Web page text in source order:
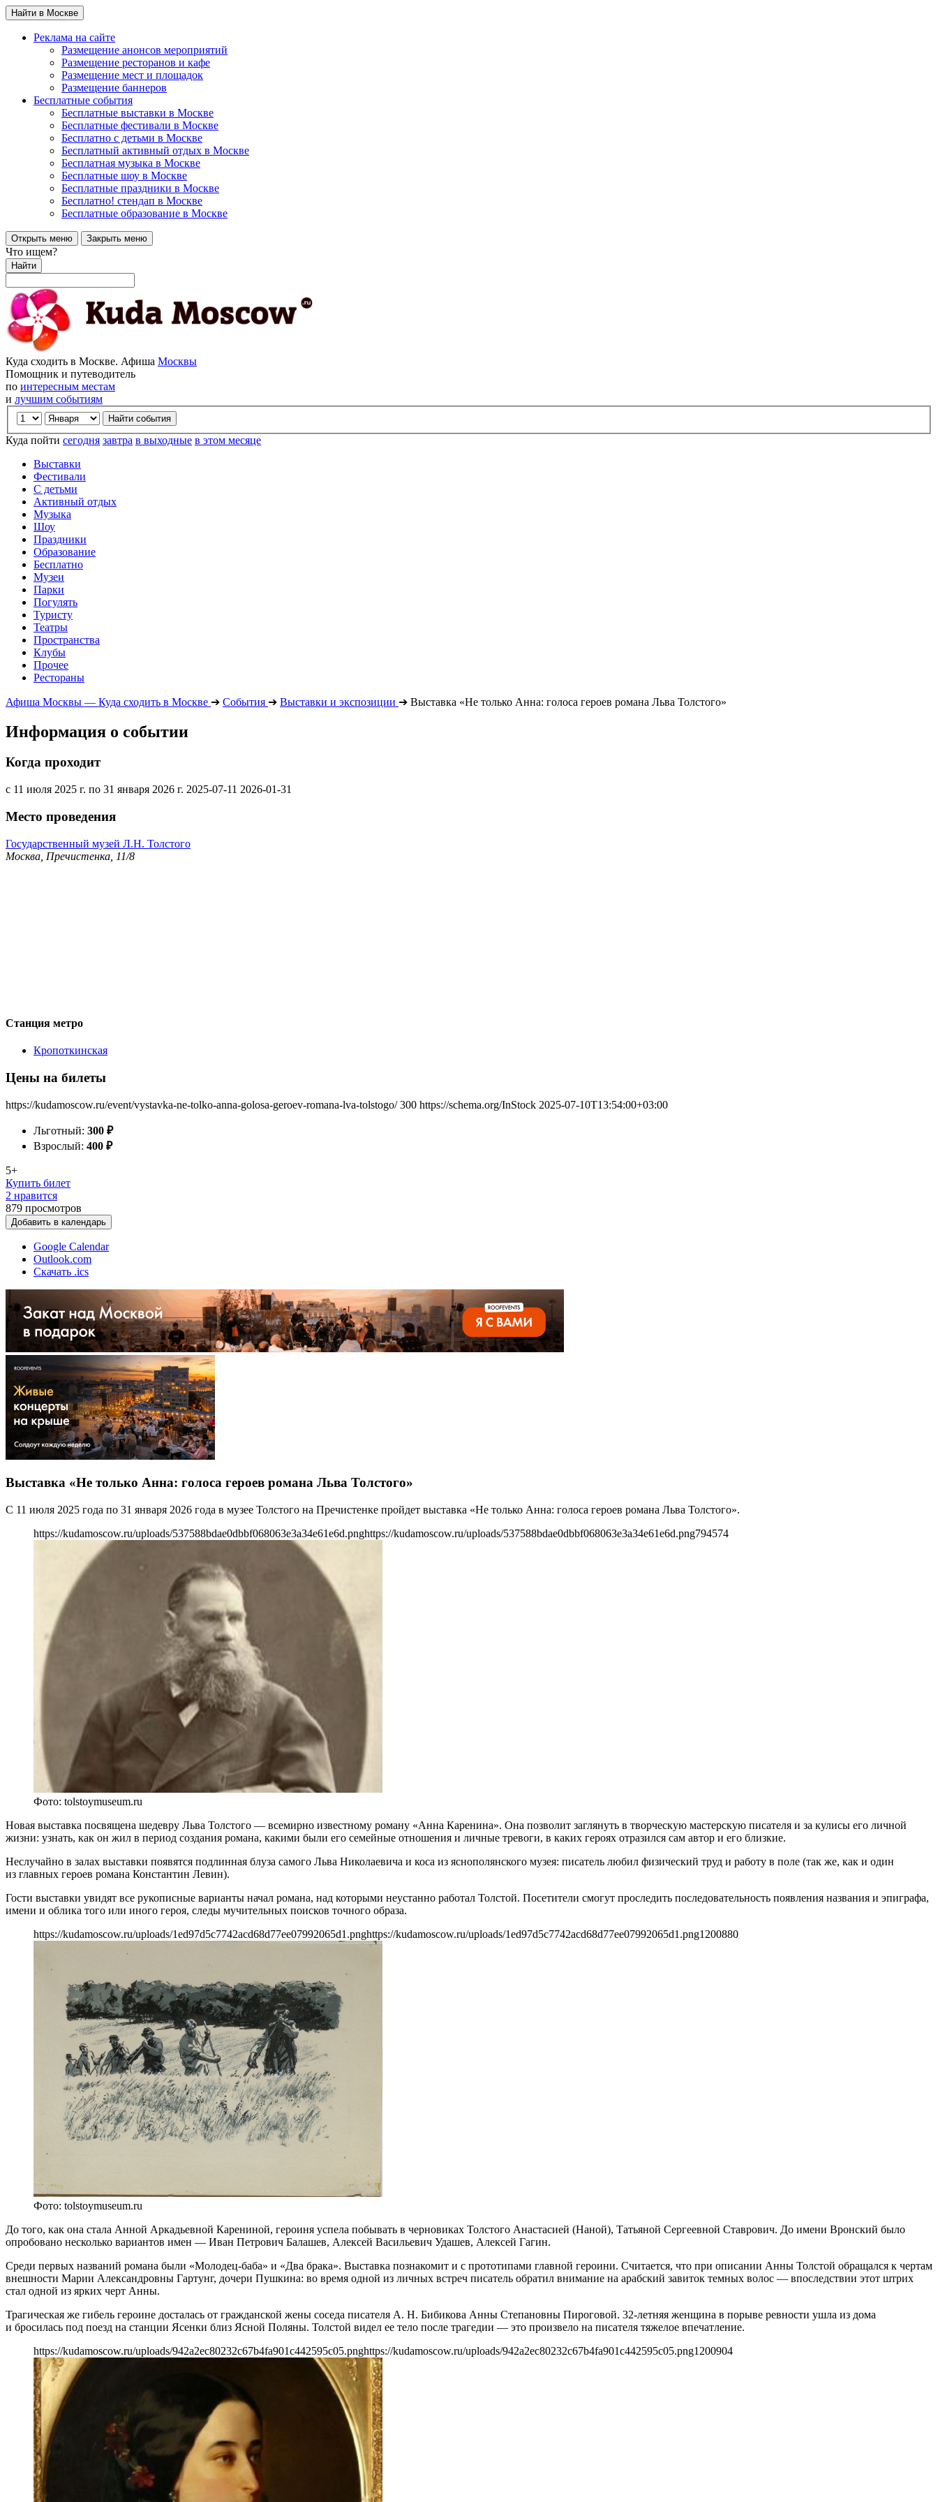
Найти в Москве
Реклама на сайте
Размещение анонсов мероприятий
Размещение ресторанов и кафе
Размещение мест и площадок
Размещение баннеров
Бесплатные события
Бесплатные выставки в Москве
Бесплатные фестивали в Москве
Бесплатно с детьми в Москве
Бесплатный активный отдых в Москве
Бесплатная музыка в Москве
Бесплатные шоу в Москве
Бесплатные праздники в Москве
Бесплатно! стендап в Москве
Бесплатные образование в Москве
Открыть меню Закрыть меню
Что ищем?
Найти
Куда сходить в Москве. Афиша Москвы
Помощник и путеводитель
по интересным местам
и лучшим событиям
Куда пойти сегодня завтра в выходные в этом месяце
Выставки
Фестивали
С детьми
Активный отдых
Музыка
Шоу
Праздники
Образование
Бесплатно
Музеи
Парки
Погулять
Туристу
Театры
Пространства
Клубы
Прочее
Рестораны
Афиша Москвы — Куда сходить в Москве ➔ События ➔ Выставки и экспозиции ➔ Выставка «Не только Анна: голоса героев романа Льва Толстого»
Информация о событии
Когда проходит
с 11 июля 2025 г. по 31 января 2026 г. 2025-07-11 2026-01-31
Место проведения
Государственный музей Л.Н. Толстого
Москва, Пречистенка, 11/8
Станция метро
Кропоткинская
Цены на билеты
https://kudamoscow.ru/event/vystavka-ne-tolko-anna-golosa-geroev-romana-lva-tolstogo/ 300 https://schema.org/InStock 2025-07-10T13:54:00+03:00
Льготный: 300 ₽
Взрослый: 400 ₽
5+
Купить билет
2 нравится
879 просмотров
Добавить в календарь
Google Calendar
Outlook.com
Скачать .ics
Выставка «Не только Анна: голоса героев романа Льва Толстого»
С 11 июля 2025 года по 31 января 2026 года в музее Толстого на Пречистенке пройдет выставка «Не только Анна: голоса героев романа Льва Толстого».
https://kudamoscow.ru/uploads/537588bdae0dbbf068063e3a34e61e6d.pnghttps://kudamoscow.ru/uploads/537588bdae0dbbf068063e3a34e61e6d.png794574
Фото: tolstoymuseum.ru
Новая выставка посвящена шедевру Льва Толстого — всемирно известному роману «Анна Каренина». Она позволит заглянуть в творческую мастерскую писателя и за кулисы его личной
жизни: узнать, как он жил в период создания романа, какими были его семейные отношения и личные тревоги, в каких героях отразился сам автор и его близкие.
Неслучайно в залах выставки появятся подлинная блуза самого Льва Николаевича и коса из яснополянского музея: писатель любил физический труд и работу в поле (так же, как и один
из главных героев романа Константин Левин).
Гости выставки увидят все рукописные варианты начал романа, над которыми неустанно работал Толстой. Посетители смогут проследить последовательность появления названия и эпиграфа,
имени и облика того или иного героя, следы мучительных поисков точного образа.
https://kudamoscow.ru/uploads/1ed97d5c7742acd68d77ee07992065d1.pnghttps://kudamoscow.ru/uploads/1ed97d5c7742acd68d77ee07992065d1.png1200880
Фото: tolstoymuseum.ru
До того, как она стала Анной Аркадьевной Карениной, героиня успела побывать в черновиках Толстого Анастасией (Наной), Татьяной Сергеевной Ставрович. До имени Вронский было
опробовано несколько вариантов имен — Иван Петрович Балашев, Алексей Васильевич Удашев, Алексей Гагин.
Среди первых названий романа были «Молодец-баба» и «Два брака». Выставка познакомит и с прототипами главной героини. Считается, что при описании Анны Толстой обращался к чертам
внешности Марии Александровны Гартунг, дочери Пушкина: во время одной из личных встреч писатель обратил внимание на арабский завиток темных волос — впоследствии этот штрих
стал одной из ярких черт Анны.
Трагическая же гибель героине досталась от гражданской жены соседа писателя А. Н. Бибикова Анны Степановны Пироговой. 32-летняя женщина в порыве ревности ушла из дома
и бросилась под поезд на станции Ясенки близ Ясной Поляны. Толстой видел ее тело после трагедии — это произвело на писателя тяжелое впечатление.
https://kudamoscow.ru/uploads/942a2ec80232c67b4fa901c442595c05.pnghttps://kudamoscow.ru/uploads/942a2ec80232c67b4fa901c442595c05.png1200904